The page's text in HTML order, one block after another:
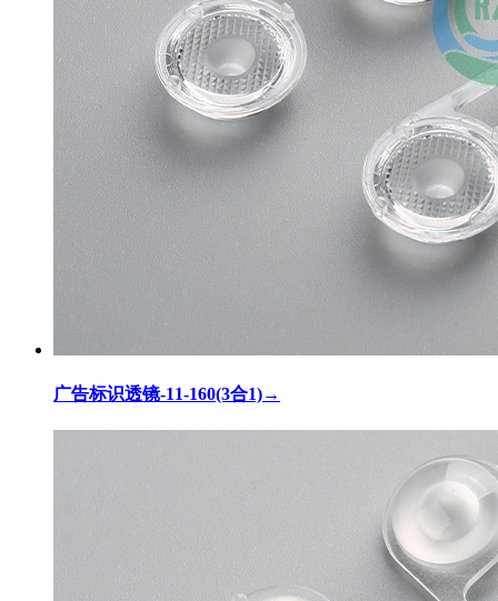
广告标识透镜-11-160(3合1)→